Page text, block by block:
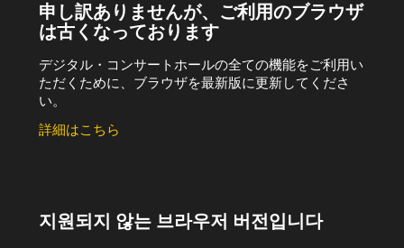
申し訳ありませんが、ご利用のブラウザ
は古くなっております
デジタル・コンサートホールの全ての機能をご利用い
ただくために、ブラウザを最新版に更新してくださ
い。
詳細はこちら
지원되지 않는 브라우저 버전입니다